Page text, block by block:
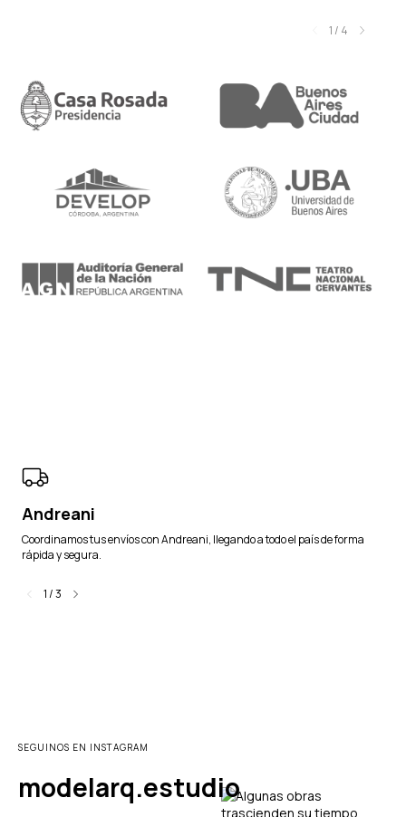
1 / 4
Andreani
Coordinamos tus envíos con Andreani, llegando a todo el país de forma
rápida y segura.
1/3
SEGUINOS EN INSTAGRAM
modelarq.estudio